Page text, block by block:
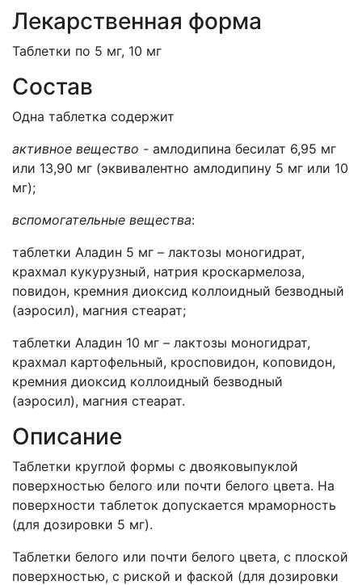
Лекарственная форма
Таблетки по 5 мг, 10 мг
Состав
Одна таблетка содержит
активное вещество - амлодипина бесилат 6,95 мг
или 13,90 мг (эквивалентно амлодипину 5 мг или 10
мг);
вспомогательные вещества:
таблетки Аладин 5 мг – лактозы моногидрат,
крахмал кукурузный, натрия кроскармелоза,
повидон, кремния диоксид коллоидный безводный
(аэросил), магния стеарат;
таблетки Аладин 10 мг – лактозы моногидрат,
крахмал картофельный, кросповидон, коповидон,
кремния диоксид коллоидный безводный
(аэросил), магния стеарат.
Описание
Таблетки круглой формы с двояковыпуклой
поверхностью белого или почти белого цвета. На
поверхности таблеток допускается мраморность
(для дозировки 5 мг).
Таблетки белого или почти белого цвета, с плоской
поверхностью, с риской и фаской (для дозировки